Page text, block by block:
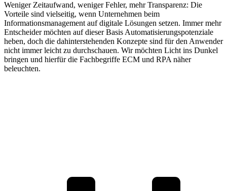
Weniger Zeitaufwand, weniger Fehler, mehr Transparenz: Die
Vorteile sind vielseitig, wenn Unternehmen beim
Informationsmanagement auf digitale Lösungen setzen. Immer mehr
Entscheider möchten auf dieser Basis Automatisierungspotenziale
heben, doch die dahinterstehenden Konzepte sind für den Anwender
nicht immer leicht zu durchschauen. Wir möchten Licht ins Dunkel
bringen und hierfür die Fachbegriffe ECM und RPA näher
beleuchten.